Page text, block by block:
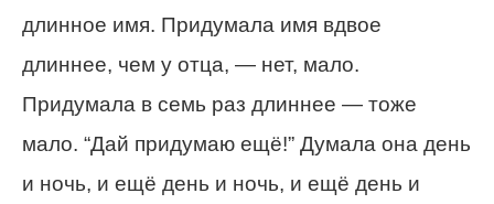
длинное имя. Придумала имя вдвое
длиннее, чем у отца, — нет, мало.
Придумала в семь раз длиннее — тоже
мало. “Дай придумаю ещё!” Думала она день
и ночь, и ещё день и ночь, и ещё день и